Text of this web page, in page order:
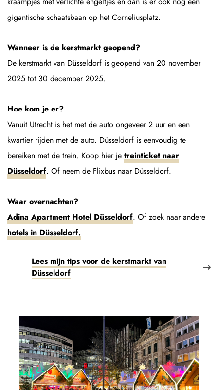
gigantische schaatsbaan op het Corneliusplatz.
Wanneer is de kerstmarkt geopend?
De kerstmarkt van Düsseldorf is geopend van 20 november
2025 tot 30 december 2025.
Hoe kom je er?
Vanuit Utrecht is het met de auto ongeveer 2 uur en een
kwartier rijden met de auto. Düsseldorf is eenvoudig te
bereiken met de trein. Koop hier je treinticket naar
Düsseldorf. Of neem de Flixbus naar Düsseldorf.
Waar overnachten?
Adina Apartment Hotel Düsseldorf. Of zoek naar andere
hotels in Düsseldorf.
Lees mijn tips voor de kerstmarkt van
Düsseldorf